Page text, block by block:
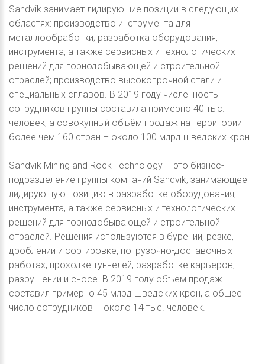
Sandvik занимает лидирующие позиции в следующих
областях: производство инструмента для
металлообработки; разработка оборудования,
инструмента, а также сервисных и технологических
решений для горнодобывающей и строительной
отраслей; производство высокопрочной стали и
специальных сплавов. В 2019 году численность
сотрудников группы составила примерно 40 тыс.
человек, а совокупный объём продаж на территории
более чем 160 стран – около 100 млрд шведских крон.
Sandvik Mining and Rock Technology – это бизнес-
подразделение группы компаний Sandvik, занимающее
лидирующую позицию в разработке оборудования,
инструмента, а также сервисных и технологических
решений для горнодобывающей и строительной
отраслей. Решения используются в бурении, резке,
дроблении и сортировке, погрузочно-доставочных
работах, проходке туннелей, разработке карьеров,
разрушении и сносе. В 2019 году объем продаж
составил примерно 45 млрд шведских крон, а общее
число сотрудников – около 14 тыс. человек.